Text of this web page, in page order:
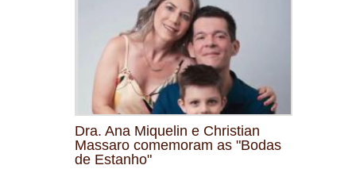
Dra. Ana Miquelin e Christian
Massaro comemoram as "Bodas
de Estanho"